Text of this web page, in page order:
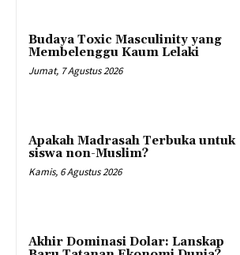
Budaya Toxic Masculinity yang
Membelenggu Kaum Lelaki
Jumat, 7 Agustus 2026
Apakah Madrasah Terbuka untuk
siswa non-Muslim?
Kamis, 6 Agustus 2026
Akhir Dominasi Dolar: Lanskap